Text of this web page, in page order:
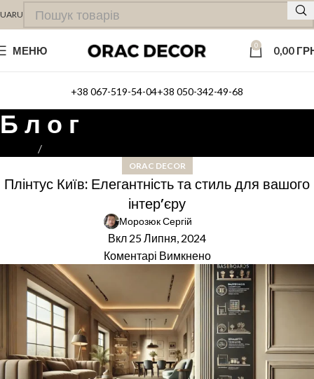
UARU
МЕНЮ 0 0,00
+38 067-519-54-04+38 050-342-49-68
Б л о г
ORAC DECOR
Плінтус Київ: Елегантність та стиль для вашого
інтер’єру
Морозюк Сергій
Вкл 25 Липня, 2024
Коментарі Вимкнено